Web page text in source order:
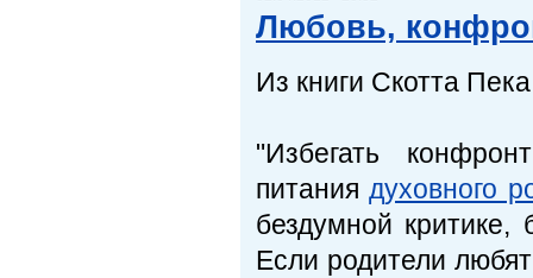
Любовь,
Из книги Скотта
"Избегать
питаниядуховного
бездумной критике,
Если родители